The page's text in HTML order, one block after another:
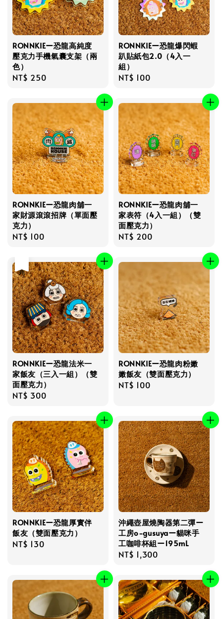
RONNKIEー恐龍高純度
壓克力手機氣囊支架（兩
色）
Regular
NT$ 250
RONNKIEー恐龍爆閃蝦
趴貼紙包2.0（4入一
組）
Regular
NT$ 100
RONNKIEー恐龍肉舖一
家財源滾滾招牌（單面壓
克力）
Regular
NT$ 100
RONNKIEー恐龍肉舖一
家表符（4入一組）（雙
面壓克力）
Regular
NT$ 200
RONNKIEー恐龍法米一
家飯友（三入一組）（雙
面壓克力）
Regular
NT$ 300
RONNKIEー恐龍肉粉嫩
嫩飯友（雙面壓克力）
Regular
NT$ 100
RONNKIEー恐龍厚實伴
飯友（雙面壓克力）
Regular
NT$ 130
沖繩壺屋燒陶器第二彈ー
工房o-gusuyaー貓咪手
工咖啡杯組ー195mL
Regular
NT$ 1,300